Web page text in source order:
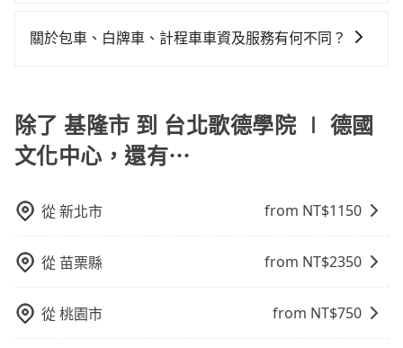
天或者載行李時，就顯得非常不便。
事後也無法申訴退費。
需要連續兩天的包車服務，可以在官網上分開預定兩天
關於包車、白牌車、計程車車資及服務有何不同？
依平台預定時價格而定，通常愈長程價格CP值愈高。 計
程車：可24小時隨叫隨到，價格依跳錶而定，如有塞車
也會計算延遲費用，最終價格通常要下車時才知。價格
質、品質不一，如行程有問題，事後無法提供客服申訴
處理。
除了 基隆市 到 台北歌德學院 ∣ 德國
文化中心，還有⋯
從新北市 from NT$1150
從 苗栗縣 from NT$2350
從桃園市 from NT$750